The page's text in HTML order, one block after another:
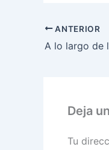
ANTERIOR
Deja
Tu